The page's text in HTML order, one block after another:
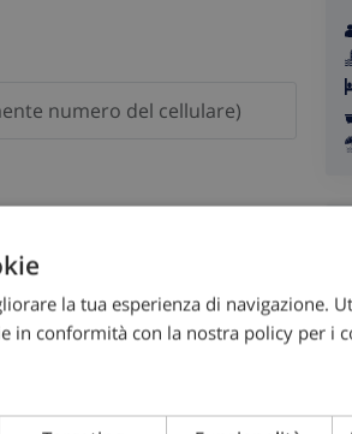
altri.
la tua esperienza di navigazione.
in conformità con la nostra policy per i